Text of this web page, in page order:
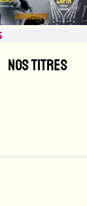
NOS TITRES